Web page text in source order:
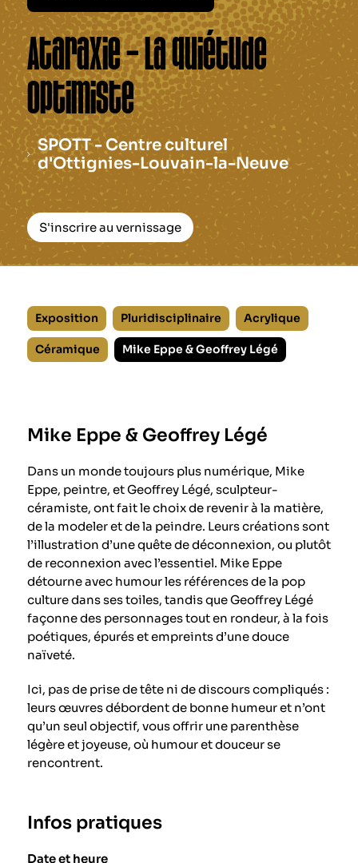
Ataraxie – La quiétude
optimiste
SPOTT - Centre culturel
d'Ottignies-Louvain-la-Neuve
S'inscrire au vernissage
Exposition Pluridisciplinaire Acrylique
Céramique Mike Eppe & Geoffrey Légé
Mike Eppe & Geoffrey Légé
Dans un monde toujours plus numérique, Mike
Eppe, peintre, et Geoffrey Légé, sculpteur-
céramiste, ont fait le choix de revenir à la matière,
de la modeler et de la peindre. Leurs créations sont
l’illustration d’une quête de déconnexion, ou plutôt
de reconnexion avec l’essentiel. Mike Eppe
détourne avec humour les références de la pop
culture dans ses toiles, tandis que Geoffrey Légé
façonne des personnages tout en rondeur, à la fois
poétiques, épurés et empreints d’une douce
naïveté.
Ici, pas de prise de tête ni de discours compliqués :
leurs œuvres débordent de bonne humeur et n’ont
qu’un seul objectif, vous offrir une parenthèse
légère et joyeuse, où humour et douceur se
rencontrent.
Infos pratiques
Date et heure